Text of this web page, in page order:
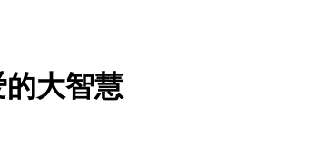
大智慧